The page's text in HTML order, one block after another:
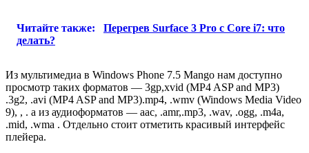
Читайте также:
Перегрев Surface 3 Pro с Core i7: что
делать?
Из мультимедиа в Windows Phone 7.5 Mango нам доступно
просмотр таких форматов — 3gp,xvid (MP4 ASP and MP3)
.3g2, .avi (MP4 ASP and MP3).mp4, .wmv (Windows Media Video
9), , . а из аудиоформатов — aac, .amr,.mp3, .wav, .ogg, .m4a,
.mid, .wma . Отдельно стоит отметить красивый интерфейс
плейера.